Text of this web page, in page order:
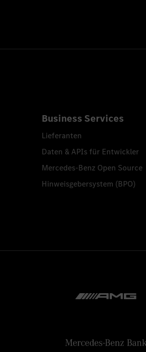
Business Services
Lieferanten
Daten & APIs für Entwickler
Mercedes-Benz Open Source
Hinweisgebersystem (BPO)